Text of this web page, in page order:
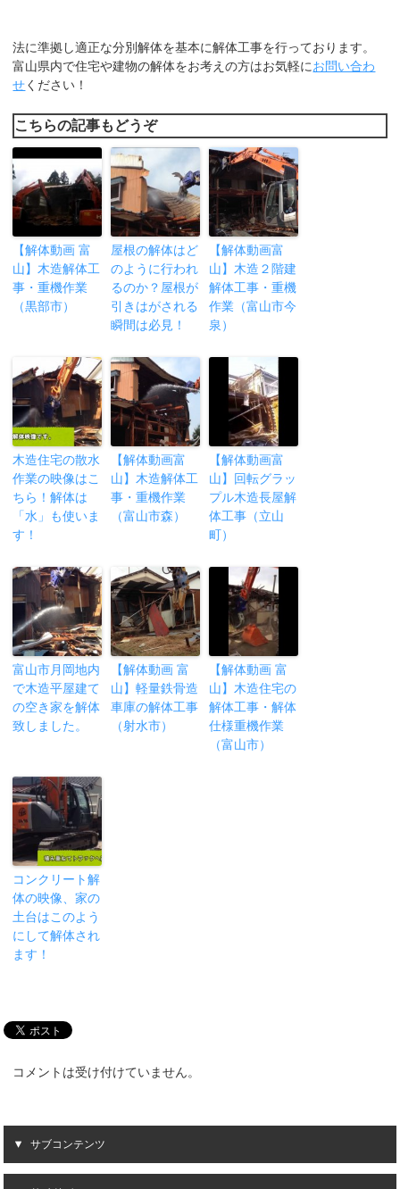
法に準拠し適正な分別解体を基本に解体工事を行っております。
富山県内で住宅や建物の解体をお考えの方はお気軽にお問い合わ
せください！
こちらの記事もどうぞ
【解体動画 富
山】木造解体工
事・重機作業
（黒部市）
屋根の解体はど
のように行われ
るのか？屋根が
引きはがされる
瞬間は必見！
【解体動画富
山】木造２階建
解体工事・重機
作業（富山市今
泉）
木造住宅の散水
作業の映像はこ
ちら！解体は
「水」も使いま
す！
【解体動画富
山】木造解体工
事・重機作業
（富山市森）
【解体動画富
山】回転グラッ
プル木造長屋解
体工事（立山
町）
富山市月岡地内
で木造平屋建て
の空き家を解体
致しました。
【解体動画 富
山】軽量鉄骨造
車庫の解体工事
（射水市）
【解体動画 富
山】木造住宅の
解体工事・解体
仕様重機作業
（富山市）
コンクリート解
体の映像、家の
土台はこのよう
にして解体され
ます！
コメントは受け付けていません。
サブコンテンツ